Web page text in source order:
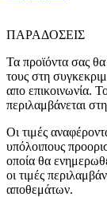
ΠΑΡΑΔΟΣΕΙΣ
Τα προϊόντα σας
τους στη
απο επικοινωνία.
περιλαμβάνεται
Οι τιμές
υπόλοιπους
οποία θα
οι τιμές
αποθεμάτων.